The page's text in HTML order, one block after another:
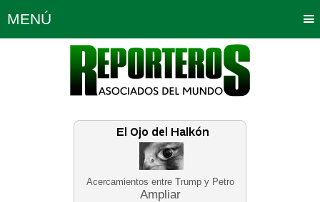
Acercamientos entre Trump y Petro
Ampliar
MENÚ
Política Opinión Bogotá
Planeta Tierra Deportes
Educación Neira